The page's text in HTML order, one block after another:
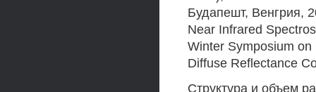
Будапешт, Венгрия,
Near Infrared
Winter Symposium on
Diffuse Reflectance
Структура и объем